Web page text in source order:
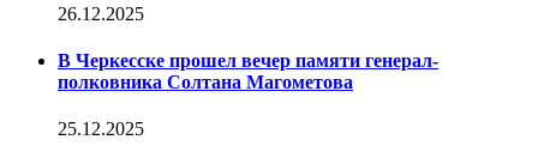
26.12.2025
В Черкесске прошел вечер памяти генерал-
полковника Солтана Магометова
25.12.2025